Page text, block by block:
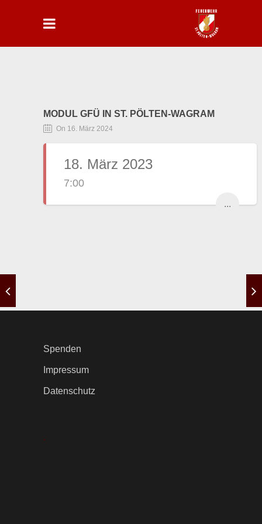
MODUL GFÜ IN ST. PÖLTEN-WAGRAM
On 16. März 2024
18. März 2023
7:00
...
Spenden
Impressum
Datenschutz
.